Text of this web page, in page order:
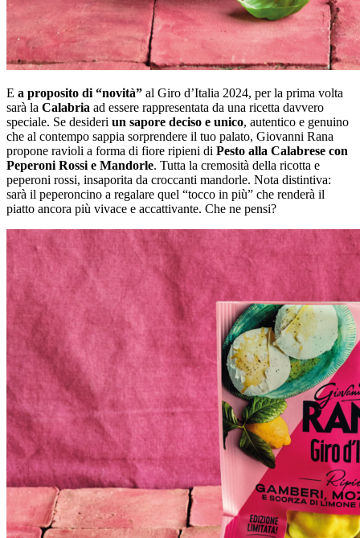
E a proposito di “novità” al Giro d’Italia 2024, per la prima volta
sarà la Calabria ad essere rappresentata da una ricetta davvero
speciale. Se desideri un sapore deciso e unico, autentico e genuino
che al contempo sappia sorprendere il tuo palato, Giovanni Rana
propone ravioli a forma di fiore ripieni di Pesto alla Calabrese con
Peperoni Rossi e Mandorle. Tutta la cremosità della ricotta e
peperoni rossi, insaporita da croccanti mandorle. Nota distintiva:
sarà il peperoncino a regalare quel “tocco in più” che renderà il
piatto ancora più vivace e accattivante. Che ne pensi?